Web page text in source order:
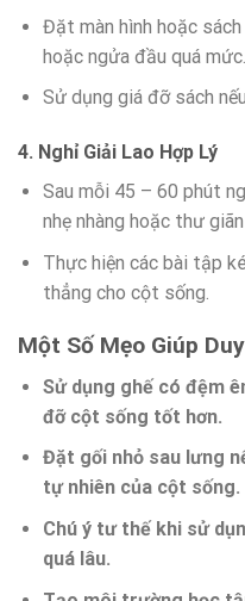
Đặt màn hình hoặc
hoặc ngửa đầu quá mức.
Sử dụng giá đỡ sách
4. Nghỉ Giải Lao Hợp Lý
Sau mỗi 45 – 60 phút
nhẹ nhàng hoặc thư
Thực hiện các bài tập
thẳng cho cột sống.
Một Số Mẹo Giúp
Sử dụng ghế có đệm
đỡ cột sống tốt hơn.
Đặt gối nhỏ sau lưng
tự nhiên của cột sống.
Chú ý tư thế khi sử
quá lâu.